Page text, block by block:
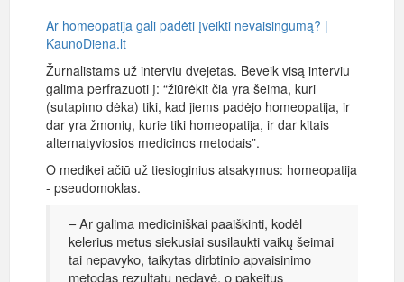
Ar homeopatija gali padėti įveikti nevaisingumą? |
KaunoDiena.lt
Žurnalistams už interviu dvejetas. Beveik visą interviu
galima perfrazuoti į: “žiūrėkit čia yra šeima, kuri
(sutapimo dėka) tiki, kad jiems padėjo homeopatija, ir
dar yra žmonių, kurie tiki homeopatija, ir dar kitais
alternatyviosios medicinos metodais”.
O medikei ačiū už tiesioginius atsakymus: homeopatija
- pseudomoklas.
– Ar galima mediciniškai paaiškinti, kodėl
kelerius metus siekusiai susilaukti vaikų šeimai
tai nepavyko, taikytas dirbtinio apvaisinimo
metodas rezultatų nedavė, o pakeitus